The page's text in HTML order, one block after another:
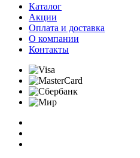
Каталог
Акции
Оплата и доставка
О компании
Контакты